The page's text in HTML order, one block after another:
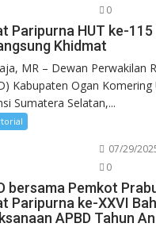
0
Paripurna HUT ke-115
Khidmat
MR – Dewan Perwakilan
Kabupaten Ogan Komering
Sumatera Selatan,...
07/29/
0
bersama Pemkot
Paripurna ke-XXVI
APBD Tahun